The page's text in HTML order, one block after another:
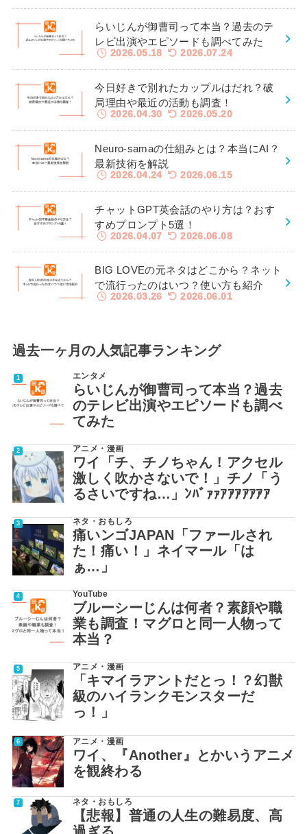
らいじんが御曹司って本当？過去のテ
レビ出演やエピソードも調べてみた
2026.05.18 2026.07.24
今日好きで別れたカップルはだれ？破
局理由や最近の活動も調査！
2026.04.30 2026.05.20
Neuro-samaの仕組みとは？本当にAI？
最新技術を解説
2026.04.24 2026.06.15
チャットGPT英会話のやり方は？おす
すめプロンプト5選！
2026.04.07 2026.06.08
BIG LOVEの元ネタはどこから？ネット
で流行ったのはいつ？使い方も紹介
2026.03.26 2026.06.01
過去一ヶ月の人気記事ランキング
エンタメ
らいじんが御曹司って本当？過去
のテレビ出演やエピソードも調べ
てみた
アニメ・漫画
ワイ「チ、チノちゃん！アクセル
激しく吹かさないで！」チノ「う
るさいですね…」ﾝﾊﾞｧｧｱｱｱｱｱｱｱ
ネタ・おもしろ
痛いンゴJAPAN「ファールされ
た！痛い！」ネイマール「は
ぁ…」
YouTube
ブルーシーじんは何者？素顔や職
業も調査！マグロと同一人物って
本当？
アニメ・漫画
「キマイラアントだとっ！？幻獣
級のハイランクモンスターだ
っ！」
アニメ・漫画
ワイ、『Another』とかいうアニメ
を観終わる
ネタ・おもしろ
【悲報】普通の人生の難易度、高